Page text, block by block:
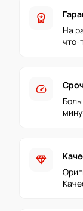
workspace_premium
На
что-
speed
diamond